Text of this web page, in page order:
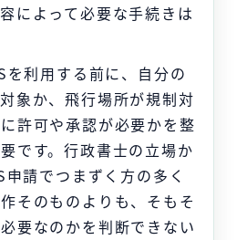
によって必要な手続きは
利用する前に、自分の
象か、飛行場所が規制対
許可や承認が必要かを整
です。行政書士の立場か
請でつまずく方の多く
そのものよりも、そもそ
要なのかを判断できない